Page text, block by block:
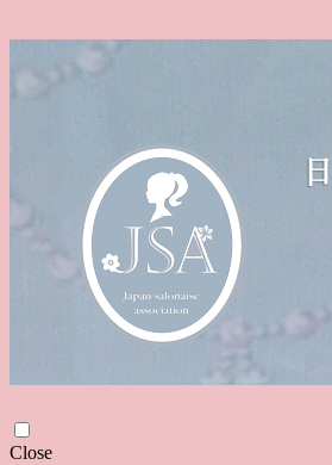
CloseSkip